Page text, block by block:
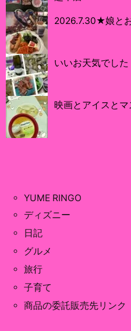
2026.7.30★娘と
いいお天気でした
映画とアイスとマ
YUME RINGO
ディズニー
日記
グルメ
旅行
子育て
商品の委託販売先リンク